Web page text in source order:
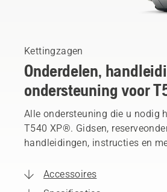
Kettingzagen
Onderdelen,
ondersteuning voor
Alle ondersteuning die u nodig
T540 XP®. Gidsen,
handleidingen, instructies en
Accessoires